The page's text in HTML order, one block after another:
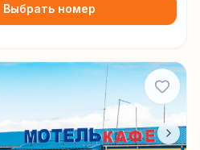
Выбрать номер